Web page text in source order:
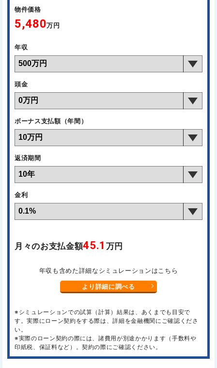
物件価格
5,480万円
年収
頭金
ボーナス支払額（年間）
返済期間
金利
月々のお支払金額45.1 万円
年収も含めた詳細なシミュレーションはこちら
より詳細に調べる
※シミュレーションでの試算（計算）結果は、あくまでも目安で
す。実際にローン契約をする際は、詳細を金融機関にご確認くださ
い。
※実際のローン契約の際には、諸費用が別途かかります（手数料や
印紙税、保証料など）。契約の際にご確認ください。